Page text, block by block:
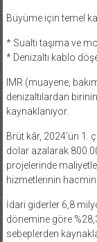
Büyüme için temel
* Sualtı taşıma ve
* Denizaltı kablo
IMR (muayene,
denizaltılardan
kaynaklanıyor.
Brüt kâr, 2024’ün 1.
dolar azalarak
projelerinde
hizmetlerinin
İdari giderler 6,8
dönemine göre
sebeplerden